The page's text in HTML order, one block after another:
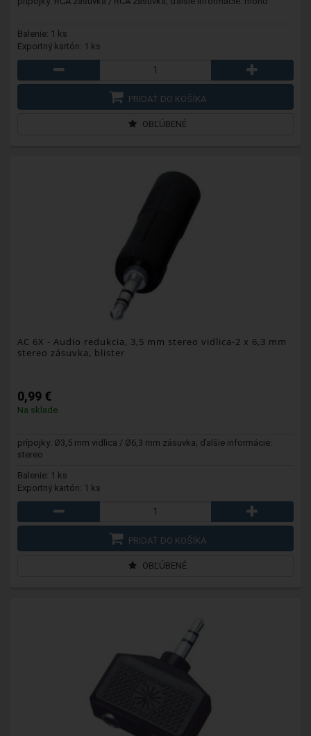
Balenie: 1 ks
Exportný kartón: 1 ks
PRIDAŤ DO KOŠÍKA
OBĽÚBENÉ
AC 6X - Audio redukcia, 3,5 mm stereo vidlica-2 x 6,3 mm
stereo zásuvka, blister
0,99 €
Na sklade
prípojky: Ø3,5 mm vidlica / Ø6,3 mm zásuvka; ďalšie informácie:
stereo
Balenie: 1 ks
Exportný kartón: 1 ks
PRIDAŤ DO KOŠÍKA
OBĽÚBENÉ